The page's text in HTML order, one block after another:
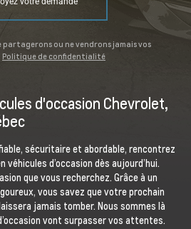
partagerons ou ne vendrons jamais vos
Politique de confidentialité
d'occasion Chevrolet,
sécuritaire et abordable, rencontrez
véhicules d’occasion dès aujourd’hui.
que vous recherchez. Grâce à un
vous savez que votre prochain
jamais tomber. Nous sommes là
vont surpasser vos attentes.